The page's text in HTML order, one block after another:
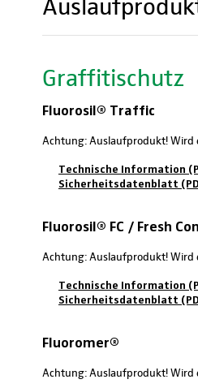
Graffitischutz
Fluorosil® Traffic
Achtung: Auslaufprodukt! Wird
Technische Information
Sicherheitsdatenblatt
Fluorosil® FC / Fresh
Achtung: Auslaufprodukt! Wird
Technische Information
Sicherheitsdatenblatt
Fluoromer®
Achtung: Auslaufprodukt! Wird